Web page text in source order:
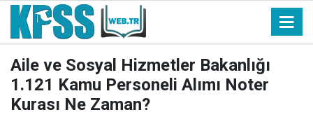
Aile ve Sosyal Hizmetler Bakanlığı
1.121 Kamu Personeli Alımı Noter
Kurası Ne Zaman?